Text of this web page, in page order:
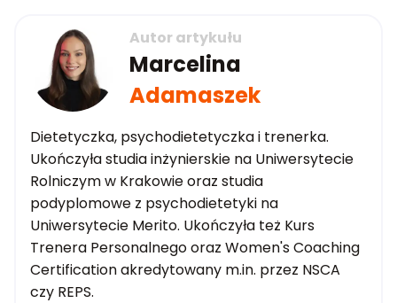
Autor artykułu
Marcelina
Adamaszek
Dietetyczka, psychodietetyczka i trenerka.
Ukończyła studia inżynierskie na Uniwersytecie
Rolniczym w Krakowie oraz studia
podyplomowe z psychodietetyki na
Uniwersytecie Merito. Ukończyła też Kurs
Trenera Personalnego oraz Women's Coaching
Certification akredytowany m.in. przez NSCA
czy REPS.